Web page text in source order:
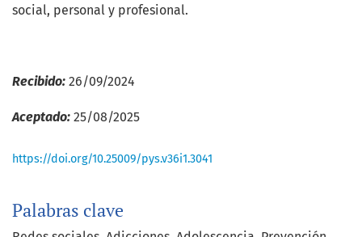
Palabras clave
social, personal y profesional.
Recibido: 26/09/2024
Aceptado: 25/08/2025
https://doi.org/10.25009/pys.v36i1.3041